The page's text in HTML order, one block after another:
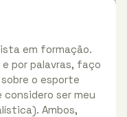
em formação.
por palavras, faço
o esporte
ser meu
Ambos,